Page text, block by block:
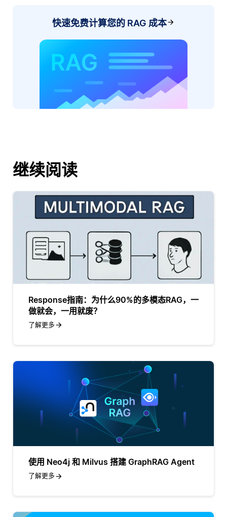
快速免费计算您的 RAG 成本
继续阅读
Response指南：为什么90%的多模态RAG，一
做就会，一用就废？
了解更多
使用 Neo4j 和 Milvus 搭建 GraphRAG Agent
了解更多